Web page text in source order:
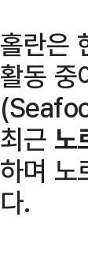
홀란은
활동
최근 노
하며 노
다.